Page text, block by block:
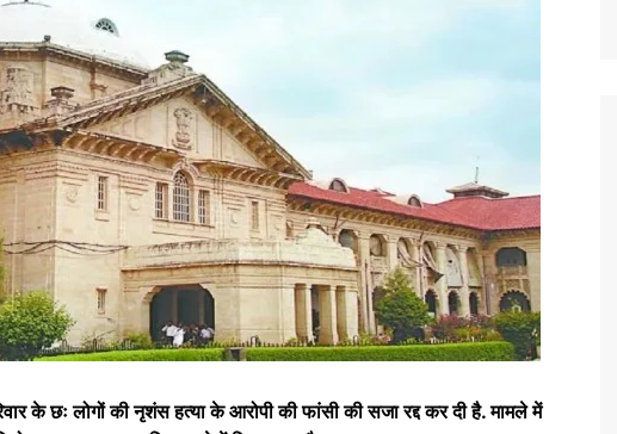
के छः लोगों की नृशंस हत्या के आरोपी की फांसी की सजा रद्द कर दी है. मामले में